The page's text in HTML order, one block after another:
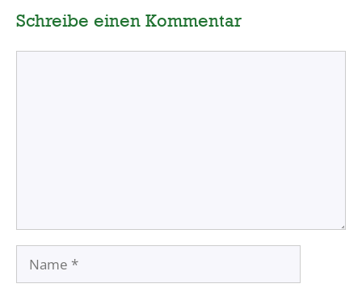
Schreibe einen Kommentar
Name